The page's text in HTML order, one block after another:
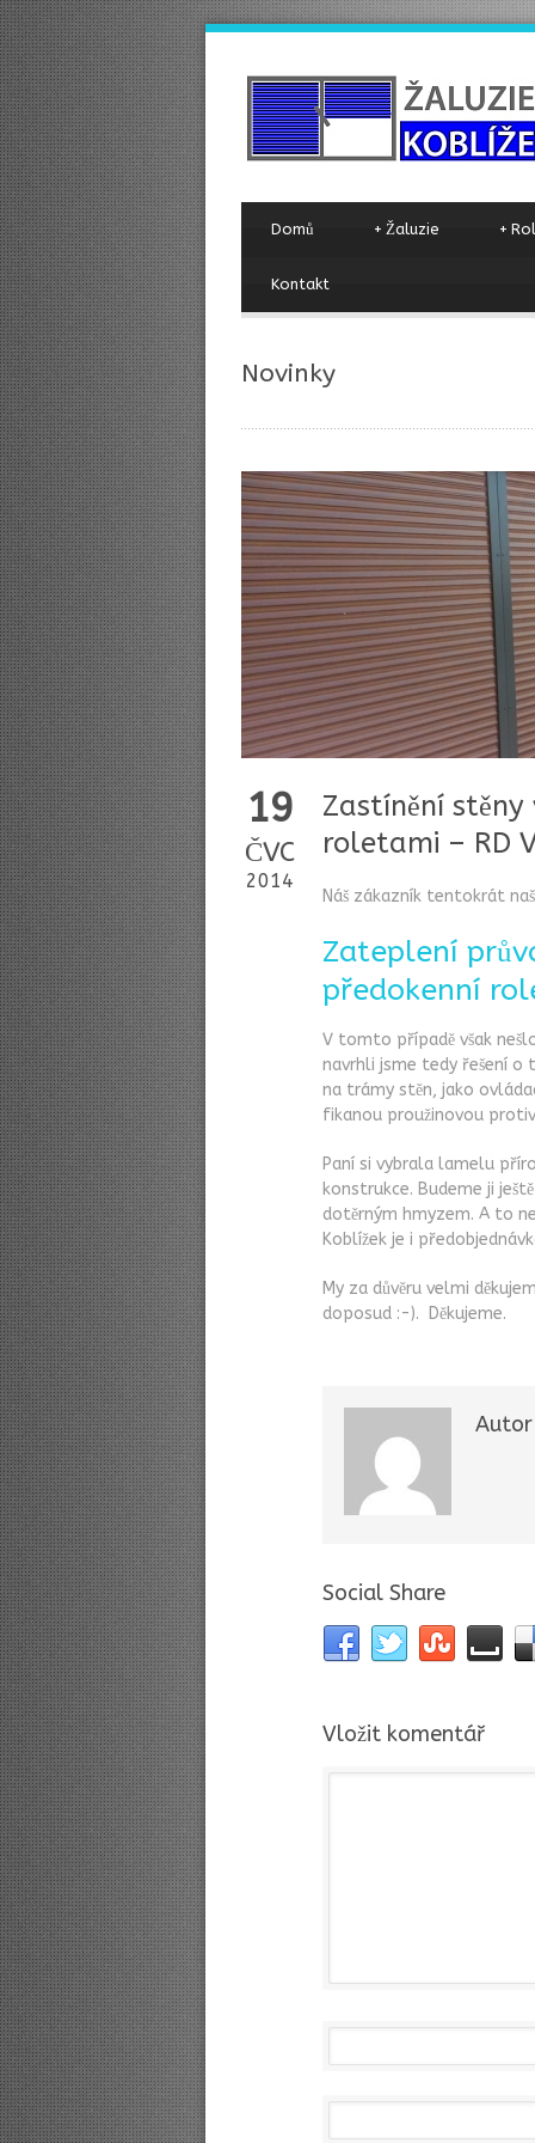
Domů Žaluzie
+ +
Kontakt
Novinky
19
ČVC
2014
Zastínění stěny
roletami – RD
Náš zákazník tentokrát
Zateplení
předokenní
V tomto případě však
navrhli jsme tedy řešení o
na trámy stěn, jako
fikanou proužinovou
Paní si vybrala lamelu
konstrukce. Budeme ji
dotěrným hmyzem. A to
Koblížek je i
My za důvěru velmi
doposud :-). Děkujeme.
Autor
Social Share
Vložit komentář